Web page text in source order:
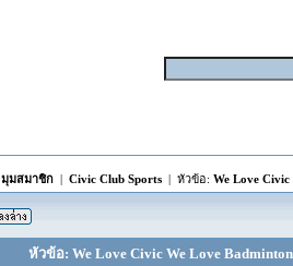
มุมสมาชิก| Civic Club Sports| หัวข้อ: We Love Civic
หัวข้อ: We Love Civic We Love